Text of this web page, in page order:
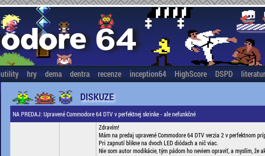
utility hry dema dentra recenze inception64 HighScore DSPD
DISKUZE
NA PREDAJ: Upravené Commodore 64 DTV v perfektnej skrinke - ale nefunkčné
Zdravím!
Mám na predaj upravené Commodore 64 DTV verzia 2 v perfektnom
Pri zapnutí blikne na dvoch LED diódach a nič viac.
Nie som autor modikácie, tým pádom ho neviem opraviť, a myslím, že